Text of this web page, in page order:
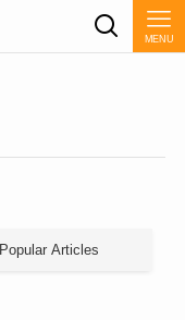
MENU
Popular Articles